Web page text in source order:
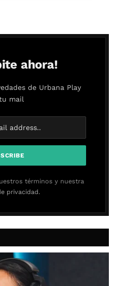
ahora!
de Urbana Play
mail
términos y nuestra
privacidad.